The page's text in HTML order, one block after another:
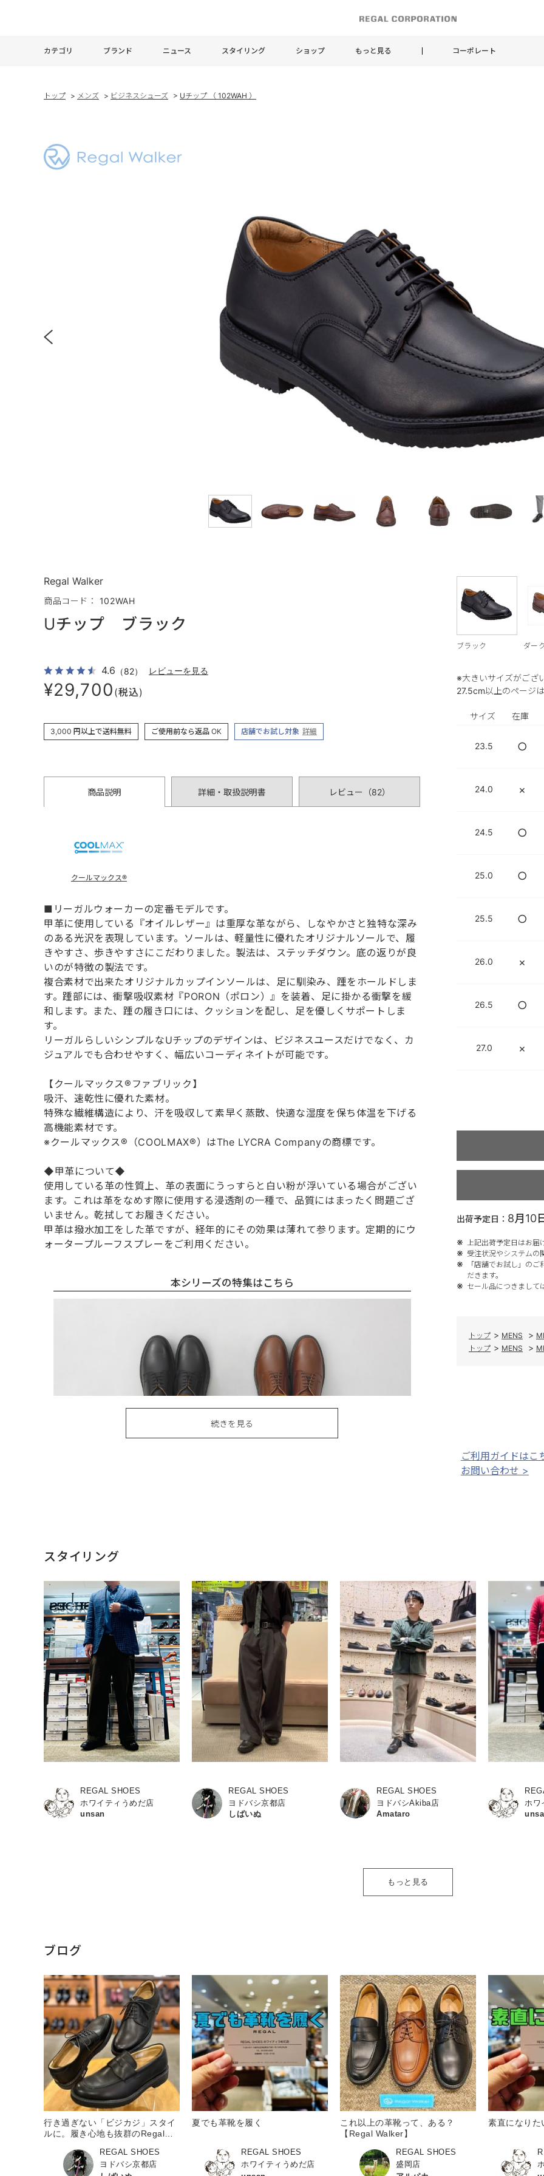
カテゴリ ブランド ニュース スタイリング ショップ もっと見る コーポレート
トップ > メンズ > ビジネスシューズ > Uチップ （ 102WAH ）
Regal Walker
商品コード： 102WAH
Uチップ ブラック
4.6 （82） レビューを見る
¥29,700 (税込)
3,000 円以上で送料無料 ご使用前なら返品 OK 店舗でお試し対象 詳細
商品説明 詳細・取扱説明書 レビュー（82）
クールマックス®
■リーガルウォーカーの定番モデルです。
甲革に使用している『オイルレザー』は重厚な革ながら、しなやかさと独特な深み
のある光沢を表現しています。ソールは、軽量性に優れたオリジナルソールで、履
きやすさ、歩きやすさにこだわりました。製法は、ステッチダウン。底の返りが良
いのが特徴の製法です。
複合素材で出来たオリジナルカップインソールは、足に馴染み、踵をホールドしま
す。踵部には、衝撃吸収素材『PORON（ポロン）』を装着、足に掛かる衝撃を緩
和します。また、踵の履き口には、クッションを配し、足を優しくサポートしま
す。
リーガルらしいシンプルなUチップのデザインは、ビジネスユースだけでなく、カ
ジュアルでも合わせやすく、幅広いコーディネイトが可能です。
【クールマックス®ファブリック】
吸汗、速乾性に優れた素材。
特殊な繊維構造により、汗を吸収して素早く蒸散、快適な湿度を保ち体温を下げる
高機能素材です。
※クールマックス®（COOLMAX®）はThe LYCRA Companyの商標です。
◆甲革について◆
使用している革の性質上、革の表面にうっすらと白い粉が浮いている場合がござい
ます。これは革をなめす際に使用する浸透剤の一種で、品質にはまったく問題ござ
いません。乾拭してお履きください。
甲革は撥水加工をした革ですが、経年的にその効果は薄れて参ります。定期的にウ
ォータープルーフスプレーをご利用ください。
本シリーズの特集はこちら
続きを見る
ブラック ダー
※大きいサイズがござ
27.5cm以上のページ
サイズ 在庫
23.5 ○
24.0 ×
24.5 ○
25.0 ○
25.5 ○
26.0 ×
26.5 ○
27.0 ×
出荷予定日： 8月10
上記出荷予定日はお届
受注状況やシステムの
「店舗でお試し」の
だきます。
セール品につきまして
トップ > MENS >
トップ > MENS >
ご利用ガイドはこ
お問い合わせ >
スタイリング
REGAL SHOES
ホワイティうめだ店
unsan
REGAL SHOES
ヨドバシ京都店
しばいぬ
REGAL SHOES
ヨドバシAkiba店
Amataro
ホワ
もっと見る
ブログ
行き過ぎない「ビジカジ」スタイ
ルに。履き心地も抜群のRegal
REGAL SHOES
ヨドバシ京都店
夏でも革靴を履く
REGAL SHOES
ホワイティうめだ店
これ以上の革靴って、ある？
【Regal Walker】
REGAL SHOES
盛岡店
素直になりた